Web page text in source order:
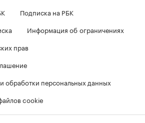
Подписка на РБК
Информация об ограничениях
прав
обработки персональных данных
cookie